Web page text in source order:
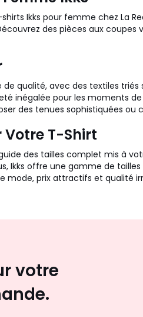
Ikks pour femme chez
des pièces aux
qualité, avec des textiles
inégalée pour les moments
des tenues sophistiquées ou
Votre T-Shirt
des tailles complet mis à
Ikks offre une gamme de
mode, prix attractifs et qualité
votre